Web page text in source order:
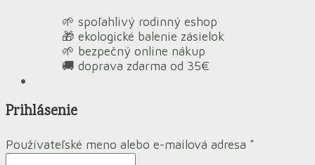
🌱 spoľahlivý rodinný eshop
🎁 ekologické balenie zásielok
🌱 bezpečný online nákup
🚚 doprava zdarma od 35€
Prihlásenie
Používateľské meno alebo e-mailová adresa *